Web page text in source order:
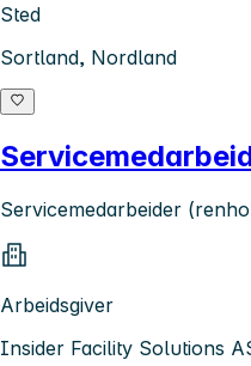
Sted
Sortland, Nordland
Servicemedarbeider
Arbeidsgiver
Insider Facility Solutions